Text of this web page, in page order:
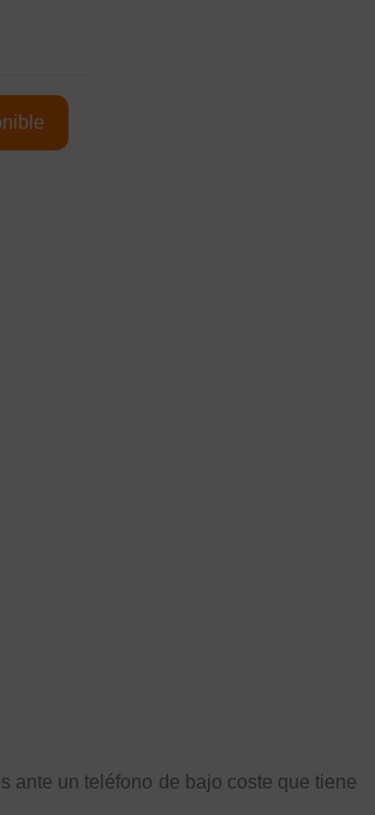
ante un teléfono de bajo coste que tiene